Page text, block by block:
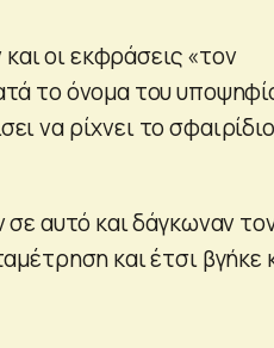
οι εκφράσεις «τον
το όνομα του
να ρίχνει το σφαιρίδιο
σε αυτό και δάγκωναν
και έτσι βγήκε